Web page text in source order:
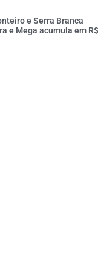
e Serra Branca
e Mega acumula em R$